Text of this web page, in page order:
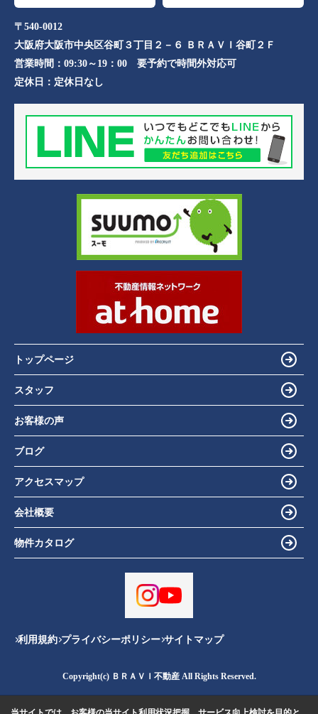
〒540-0012
大阪府大阪市中央区谷町３丁目２－６ ＢＲＡＶＩ谷町２Ｆ
営業時間： 09:30～19：00 要予約で時間外対応可
定休日： 定休日なし
トップページ
スタッフ
お客様の声
ブログ
アクセスマップ
会社概要
物件カタログ
利用規約 プライバシーポリシー サイトマップ
Copyright(c) ＢＲＡＶＩ不動産 All Rights Reserved.